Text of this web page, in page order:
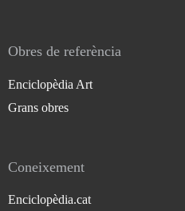
Obres de referència
Enciclopèdia Art
Grans obres
Coneixement
Enciclopèdia.cat